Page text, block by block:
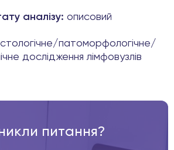
аналізу: описовий
патоморфологічне/
дослідження лімфовузлів
питання?